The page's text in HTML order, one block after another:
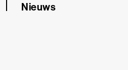
Nieuws